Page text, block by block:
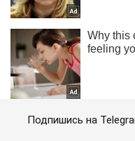
Подпишись на